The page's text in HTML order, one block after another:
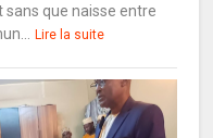
que naisse entre
Lire la suite